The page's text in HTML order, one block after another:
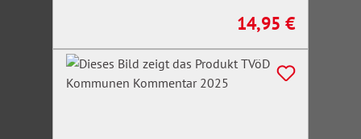
Regulärer Preis:
14,95 €